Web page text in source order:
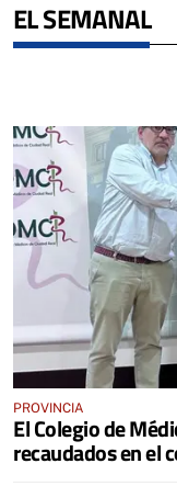
EL SEMANAL
PROVINCIA
El Colegio de
recaudados en el